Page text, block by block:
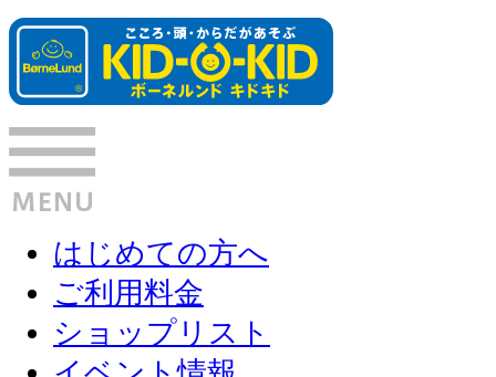
はじめての方へ
ご利用料金
ショップリスト